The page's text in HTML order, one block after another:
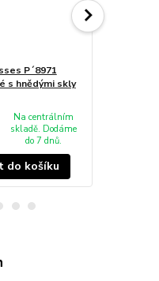
P´8971
s hnědými skly
Na centrálním
skladě. Dodáme
do 7 dnů.
do košíku